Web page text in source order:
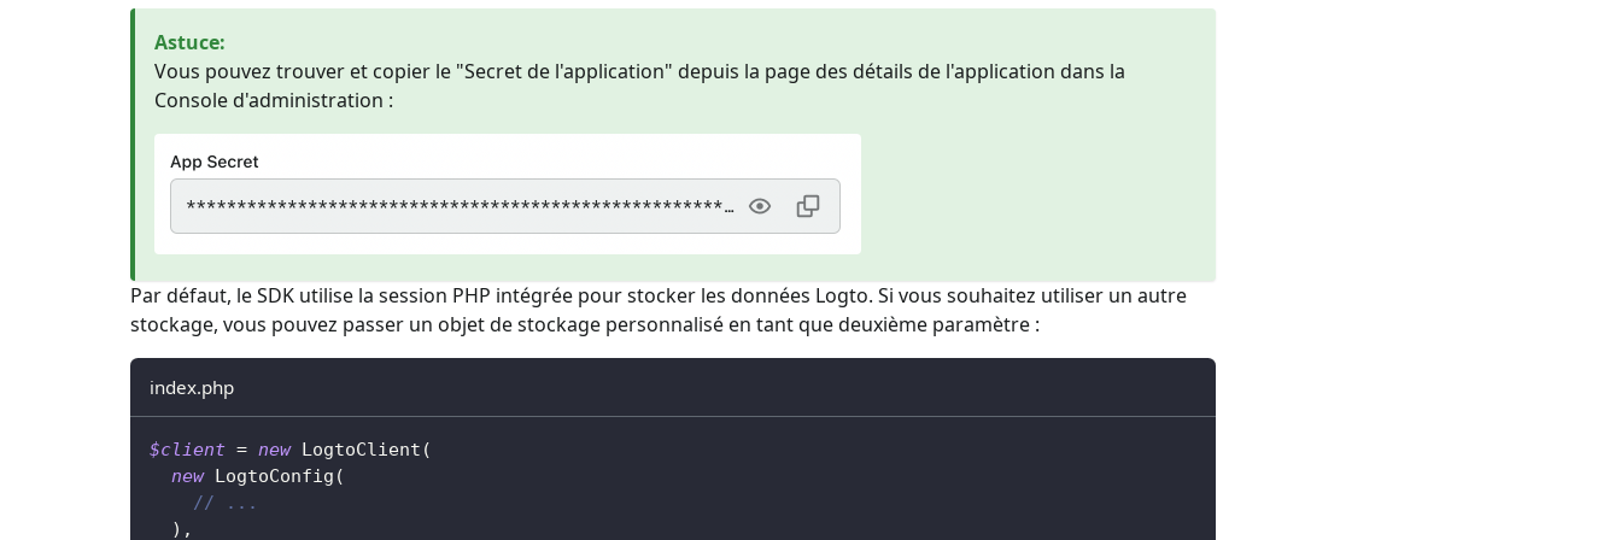
Astuce:
Vous pouvez trouver et copier le "Secret de l'application" depuis la page des détails de l'application dans la
Console d'administration :
Par défaut, le SDK utilise la session PHP intégrée pour stocker les données Logto. Si vous souhaitez utiliser un autre
stockage, vous pouvez passer un objet de stockage personnalisé en tant que deuxième paramètre :
index.php
$client = new LogtoClient (
new LogtoConfig (
// ...
) ,